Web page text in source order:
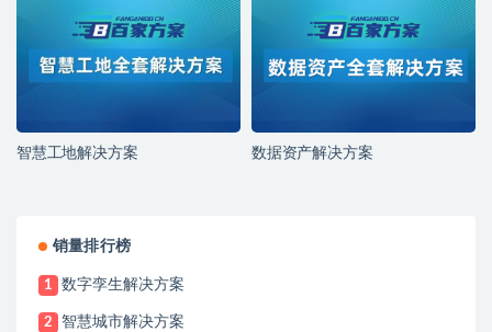
智慧工地解决方案 数据资产解决方案
销量排行榜
1 数字孪生解决方案
2 智慧城市解决方案